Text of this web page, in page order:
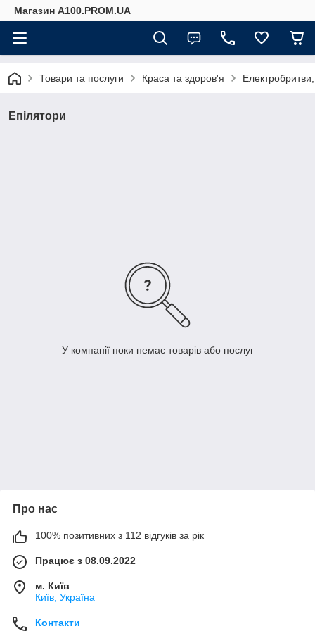
Магазин A100.PROM.UA
Товари та послуги Краса та здоров'я
Епілятори
У компанії поки немає товарів або послуг
Про нас
100% позитивних з 112 відгуків за рік
Працює з 08.09.2022
м. Київ
Київ, Україна
Контакти